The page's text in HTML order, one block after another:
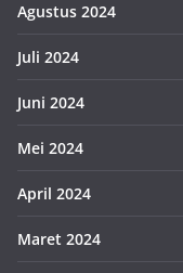
Agustus 2024
Juli 2024
Juni 2024
Mei 2024
April 2024
Maret 2024